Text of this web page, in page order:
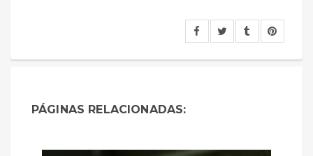
PÁGINAS RELACIONADAS: